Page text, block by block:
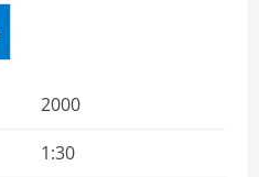
2000
1:30